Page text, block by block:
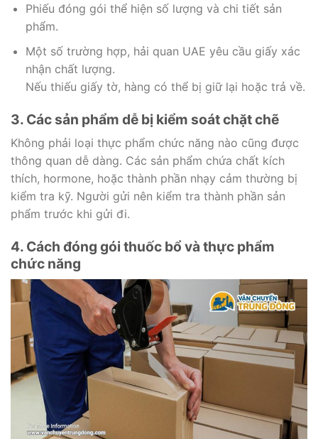
Phiếu đóng gói thể hiện số lượng và chi tiết sản
phẩm.
Một số trường hợp, hải quan UAE yêu cầu giấy xác
nhận chất lượng.
Nếu thiếu giấy tờ, hàng có thể bị giữ lại hoặc trả về.
3. Các sản phẩm dễ bị kiểm soát chặt chẽ
Không phải loại thực phẩm chức năng nào cũng được
thông quan dễ dàng. Các sản phẩm chứa chất kích
thích, hormone, hoặc thành phần nhạy cảm thường bị
kiểm tra kỹ. Người gửi nên kiểm tra thành phần sản
phẩm trước khi gửi đi.
4. Cách đóng gói thuốc bổ và thực phẩm
chức năng